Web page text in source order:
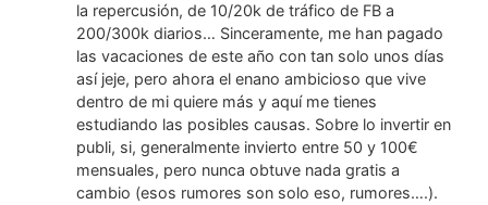
la repercusión, de 10/20k de tráfico de FB a
200/300k diarios… Sinceramente, me han pagado
las vacaciones de este año con tan solo unos días
así jeje, pero ahora el enano ambicioso que vive
dentro de mi quiere más y aquí me tienes
estudiando las posibles causas. Sobre lo invertir en
publi, si, generalmente invierto entre 50 y 100€
mensuales, pero nunca obtuve nada gratis a
cambio (esos rumores son solo eso, rumores….).